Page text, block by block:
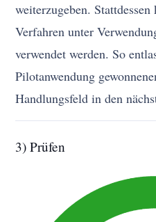
weiterzugeben.
Verfahren unter
verwendet werden. So
Pilotanwendung
Handlungsfeld in den
3) Prüfen